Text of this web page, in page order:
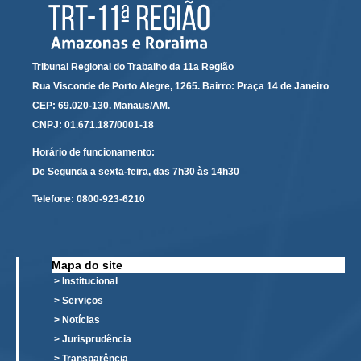
Tribunal Regional do Trabalho da 11a Região
Rua Visconde de Porto Alegre, 1265. Bairro: Praça 14 de Janeiro
CEP: 69.020-130. Manaus/AM.
CNPJ: 01.671.187/0001-18
Horário de funcionamento:
De Segunda a sexta-feira, das 7h30 às 14h30
Telefone: 0800-923-6210
Mapa do site
> Institucional
> Serviços
> Notícias
> Jurisprudência
> Transparência